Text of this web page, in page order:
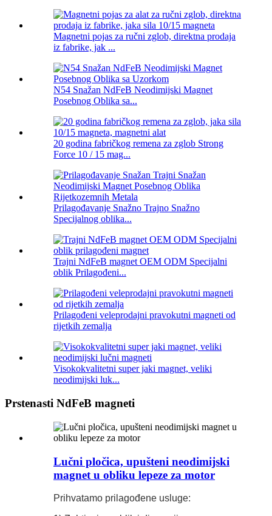
Magnetni pojas za ručni zglob, direktna prodaja
iz fabrike, jak ...
N54 Snažan NdFeB Neodimijski Magnet
Posebnog Oblika sa...
20 godina fabričkog remena za zglob Strong
Force 10 / 15 mag...
Prilagođavanje Snažno Trajno Snažno
Specijalnog oblika...
Trajni NdFeB magnet OEM ODM Specijalni
oblik Prilagođeni...
Prilagođeni veleprodajni pravokutni magneti od
rijetkih zemalja
Visokokvalitetni super jaki magnet, veliki
neodimijski luk...
Prstenasti NdFeB magneti
Lučni pločica, upušteni neodimijski
magnet u obliku lepeze za motor
Prihvatamo prilagođene usluge: